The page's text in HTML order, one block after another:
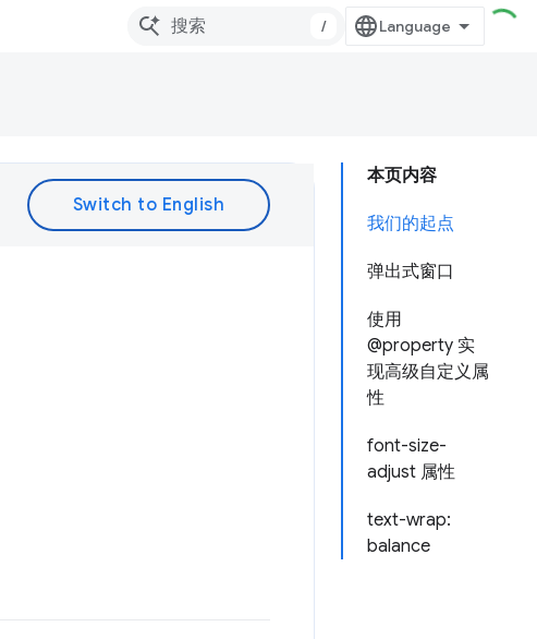
/
本页内容
我们的起点
弹出式窗口
使用
@property 实
现高级自定义属
性
font-size-
adjust 属性
text-wrap:
balance